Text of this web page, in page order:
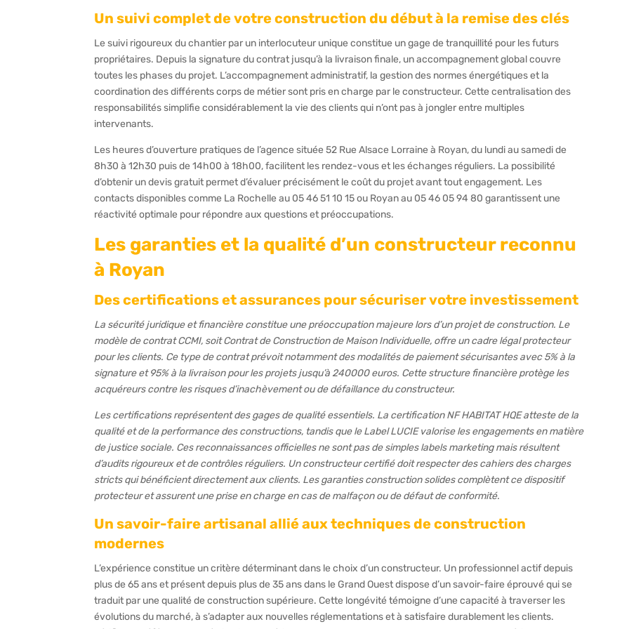
Un suivi complet de votre construction du début à la remise des clés
Le suivi rigoureux du chantier par un interlocuteur unique constitue un gage de tranquillité pour les futurs
propriétaires. Depuis la signature du contrat jusqu’à la livraison finale, un accompagnement global couvre
toutes les phases du projet. L’accompagnement administratif, la gestion des normes énergétiques et la
coordination des différents corps de métier sont pris en charge par le constructeur. Cette centralisation des
responsabilités simplifie considérablement la vie des clients qui n’ont pas à jongler entre multiples
intervenants.
Les heures d’ouverture pratiques de l’agence située 52 Rue Alsace Lorraine à Royan, du lundi au samedi de
8h30 à 12h30 puis de 14h00 à 18h00, facilitent les rendez-vous et les échanges réguliers. La possibilité
d’obtenir un devis gratuit permet d’évaluer précisément le coût du projet avant tout engagement. Les
contacts disponibles comme La Rochelle au 05 46 51 10 15 ou Royan au 05 46 05 94 80 garantissent une
réactivité optimale pour répondre aux questions et préoccupations.
Les garanties et la qualité d’un constructeur reconnu
à Royan
Des certifications et assurances pour sécuriser votre investissement
La sécurité juridique et financière constitue une préoccupation majeure lors d’un projet de construction. Le
modèle de contrat CCMI, soit Contrat de Construction de Maison Individuelle, offre un cadre légal protecteur
pour les clients. Ce type de contrat prévoit notamment des modalités de paiement sécurisantes avec 5% à la
signature et 95% à la livraison pour les projets jusqu’à 240000 euros. Cette structure financière protège les
acquéreurs contre les risques d’inachèvement ou de défaillance du constructeur.
Les certifications représentent des gages de qualité essentiels. La certification NF HABITAT HQE atteste de la
qualité et de la performance des constructions, tandis que le Label LUCIE valorise les engagements en matière
de justice sociale. Ces reconnaissances officielles ne sont pas de simples labels marketing mais résultent
d’audits rigoureux et de contrôles réguliers. Un constructeur certifié doit respecter des cahiers des charges
stricts qui bénéficient directement aux clients. Les garanties construction solides complètent ce dispositif
protecteur et assurent une prise en charge en cas de malfaçon ou de défaut de conformité.
Un savoir-faire artisanal allié aux techniques de construction
modernes
L’expérience constitue un critère déterminant dans le choix d’un constructeur. Un professionnel actif depuis
plus de 65 ans et présent depuis plus de 35 ans dans le Grand Ouest dispose d’un savoir-faire éprouvé qui se
traduit par une qualité de construction supérieure. Cette longévité témoigne d’une capacité à traverser les
évolutions du marché, à s’adapter aux nouvelles réglementations et à satisfaire durablement les clients.